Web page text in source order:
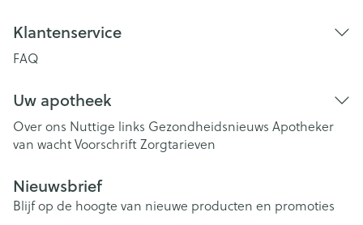
Klantenservice
FAQ
Uw apotheek
Over ons Nuttige links Gezondheidsnieuws Apotheker
van wachtVoorschriftZorgtarieven
Nieuwsbrief
Blijf op de hoogte van nieuwe producten en promoties